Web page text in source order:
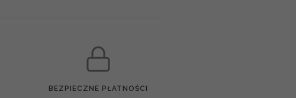
BEZPIECZNE PŁATNOŚCI